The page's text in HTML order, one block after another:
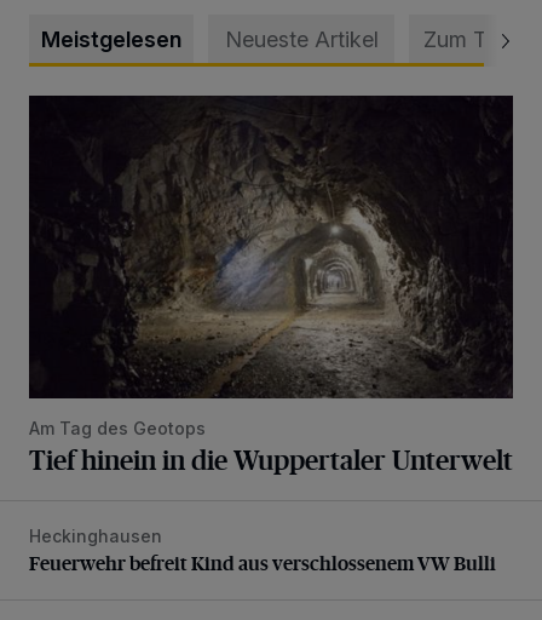
Meistgelesen Neueste Artikel Zum Thema
Am Tag des Geotops
Tief hinein in die Wuppertaler Unterwelt
Feuerwehr befreit Kind aus verschlossenem VW Bulli
Heckinghausen
Feuerwehr befreit Kind aus verschlossenem VW Bulli